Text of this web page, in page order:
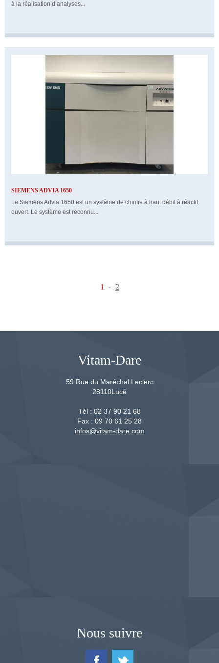
à la réalisation d’analyses...
SIEMENS ADVIA 1650
Le Siemens Advia 1650 est un système de chimie à haut débit à réactif
ouvert. Le système est reconnu...
1 - 2
Vitam-Dare
59 Rue du Maréchal Leclerc
28110Lucé
Tél : 02 37 90 21 68
Fax : 09 70 61 25 28
infos@vitam-dare.com
Nous suivre